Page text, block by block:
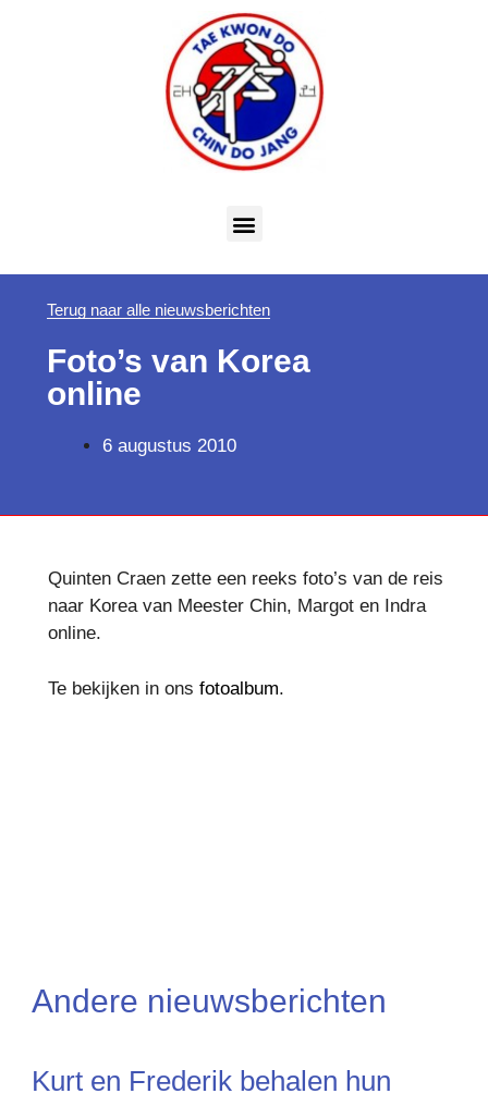
Terug naar alle nieuwsberichten
Foto’s van Korea
online
6 augustus 2010
Quinten Craen zette een reeks foto’s van de reis
naar Korea van Meester Chin, Margot en Indra
online.
Te bekijken in ons fotoalbum.
Andere nieuwsberichten
Kurt en Frederik behalen hun